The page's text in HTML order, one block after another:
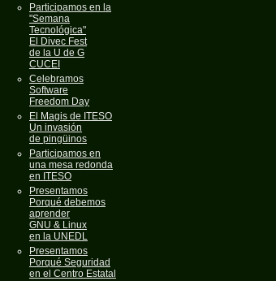
Participamos en la
"Semana
Tecnológica"
El Divec Fest
de la U de G
CUCEI
Celebramos
Software
Freedom Day
El Magis de ITESO
Un invasión
de pingüinos
Participamos en
una mesa redonda
en ITESO
Presentamos
Porqué debemos
aprender
GNU & Linux
en la UNEDL
Presentamos
Porqué Seguridad
en el Centro Estatal